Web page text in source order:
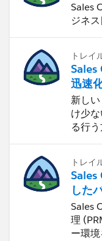
Sales
ジネ
トレイ
Sales
迅速
新し
け少
る行
トレイ
Sales
した
ョン
Sales
理
ー環境